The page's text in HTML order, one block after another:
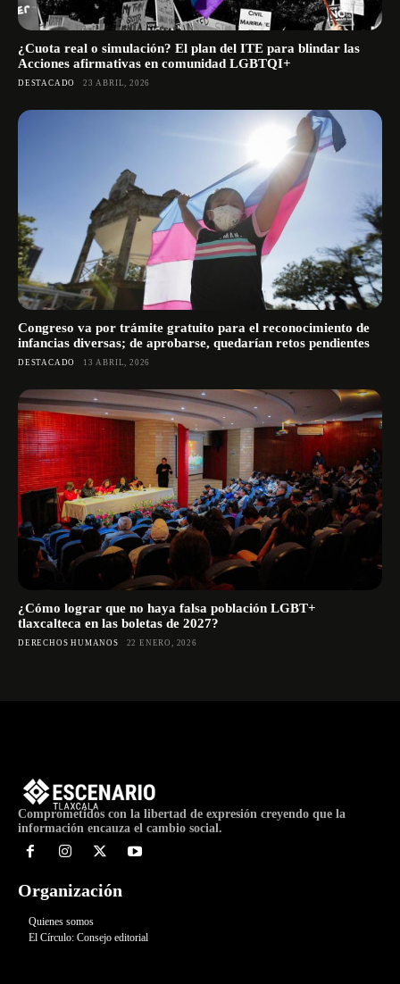
¿Cuota real o simulación? El plan del ITE para blindar las
Acciones afirmativas en comunidad LGBTQI+
DESTACADO 23 ABRIL, 2026
Congreso va por trámite gratuito para el reconocimiento de
infancias diversas; de aprobarse, quedarían retos pendientes
DESTACADO 13 ABRIL, 2026
¿Cómo lograr que no haya falsa población LGBT+
tlaxcalteca en las boletas de 2027?
DERECHOS HUMANOS 22 ENERO, 2026
Comprometidos con la libertad de expresión creyendo que la
información encauza el cambio social.
Organización
Quienes somos
El Círculo: Consejo editorial